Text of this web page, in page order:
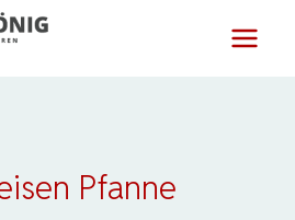
Pfanne